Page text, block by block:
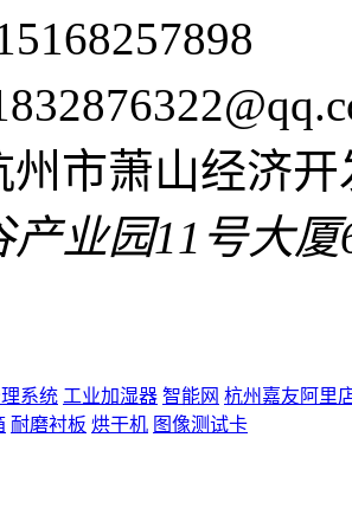
州市萧山经济
产业园11号大厦
系统 工业加湿器 智能网 杭州嘉友阿里
耐磨衬板 烘干机 图像测试卡